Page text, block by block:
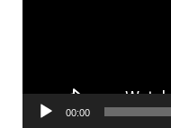
00:00